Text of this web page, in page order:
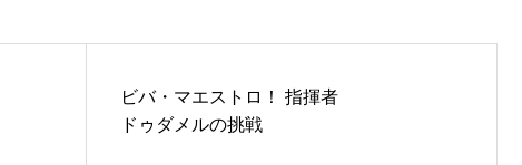
ビバ・マエストロ！ 指揮者
ドゥダメルの挑戦